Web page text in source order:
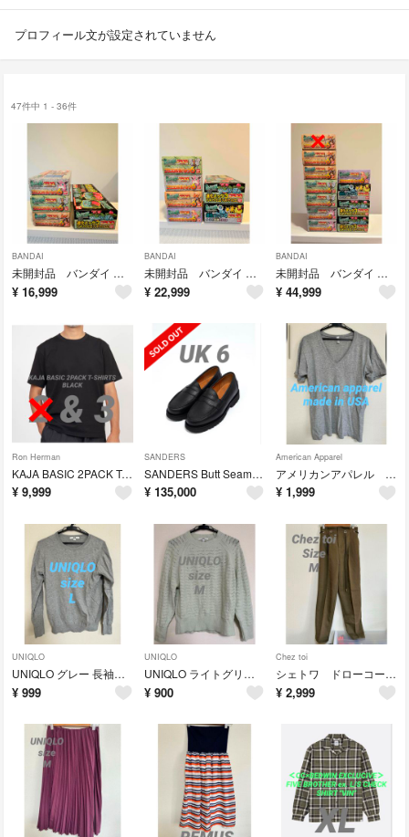
プロフィール文が設定されていません
47件中 1 - 36件
BANDAI
未開封品 バンダイ ポケモン プラコロ 絶版 当時物 まとめ売り 廃盤 Pokemon 希少③ 平成 レトロ 入手困難
¥ 16,999
BANDAI
未開封品 バンダイ ポケモン プラコロ 絶版 当時物 まとめ売り 廃盤 Pokemon 希少② 平成 レトロ 入手困難
¥ 22,999
BANDAI
未開封品 バンダイ ポケモン プラコロ まとめ売り 廃盤 Pokemon 絶版 当時物 希少① 平成 レトロ 入手困難
¥ 44,999
Ron Herman
KAJA BASIC 2PACK T-SHIRTS size3 BLACK ovy
¥ 9,999
SANDERS
SANDERS Butt Seam Loafer by OVY UK 6
¥ 135,000
American Apparel
アメリカンアパレル Tシャツ Ｖネック USA製 グレー S レディース メンズ
¥ 1,999
UNIQLO
UNIQLO グレー 長袖ニットセーター L カシミヤ混
¥ 999
UNIQLO
UNIQLO ライトグリーン ニット Mサイズ
¥ 900
Chez toi
シェトワ ドローコード付 タックパンツ カーキ size M
¥ 2,999